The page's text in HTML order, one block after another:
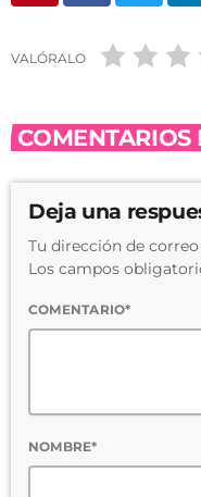
VALÓRALO
COMENTARIOS
Deja una
Tu dirección de
Los campos
COMENTARIO*
NOMBRE*